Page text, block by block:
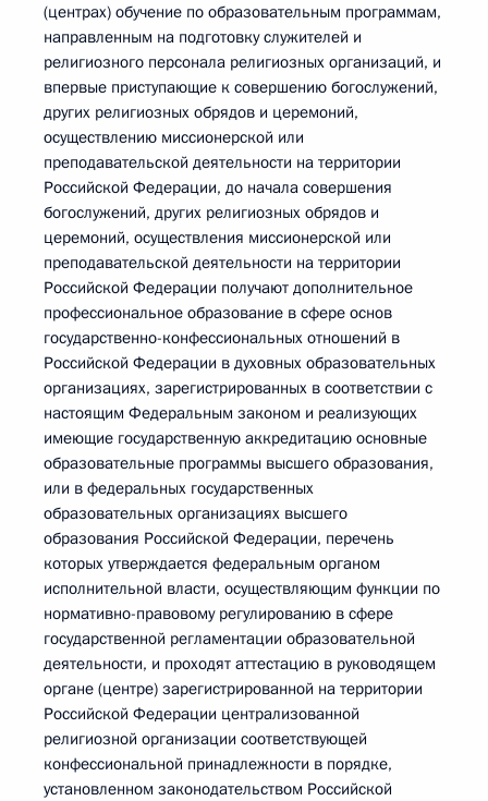
(центрах) обучение по образовательным программам,
направленным на подготовку служителей и
религиозного персонала религиозных организаций, и
впервые приступающие к совершению богослужений,
других религиозных обрядов и церемоний,
осуществлению миссионерской или
преподавательской деятельности на территории
Российской Федерации, до начала совершения
богослужений, других религиозных обрядов и
церемоний, осуществления миссионерской или
преподавательской деятельности на территории
Российской Федерации получают дополнительное
профессиональное образование в сфере основ
государственно-конфессиональных отношений в
Российской Федерации в духовных образовательных
организациях, зарегистрированных в соответствии с
настоящим Федеральным законом и реализующих
имеющие государственную аккредитацию основные
образовательные программы высшего образования,
или в федеральных государственных
образовательных организациях высшего
образования Российской Федерации, перечень
которых утверждается федеральным органом
исполнительной власти, осуществляющим функции по
нормативно-правовому регулированию в сфере
государственной регламентации образовательной
деятельности, и проходят аттестацию в руководящем
органе (центре) зарегистрированной на территории
Российской Федерации централизованной
религиозной организации соответствующей
конфессиональной принадлежности в порядке,
установленном законодательством Российской